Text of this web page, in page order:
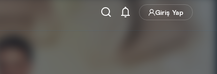
Giriş Yap